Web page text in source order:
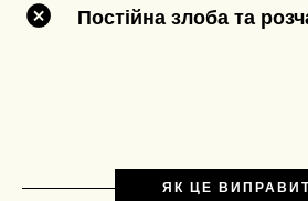
Постійна злоба та
ЯК ЦЕ